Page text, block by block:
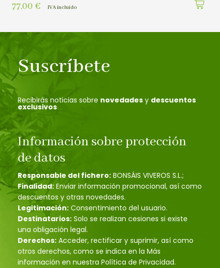
77,00 € IVA incluído
Suscríbete
Recibirás noticias sobre novedades y descuentos
exclusivos
Información sobre protección
de datos
Responsable del fichero: BONSÁIS VIVEROS S.L.;
Finalidad: Enviar información promocional, así como
descuentos y otras novedades.
Legitimación: Consentimiento del usuario.
Destinatarios: Solo se realizan cesiones si existe
una obligación legal.
Derechos: Acceder, rectificar y suprimir, así como
otros derechos, como se indica en la Más
información en nuestra Política de Privacidad.